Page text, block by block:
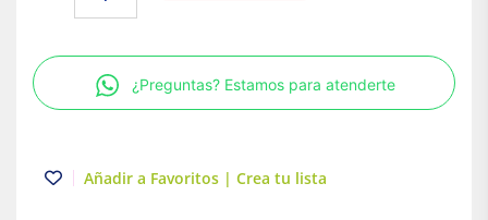
Cálidad
Base
GX5.3
¿Preguntas? Estamos para atenderte
Añadir a Favoritos | Crea tu lista